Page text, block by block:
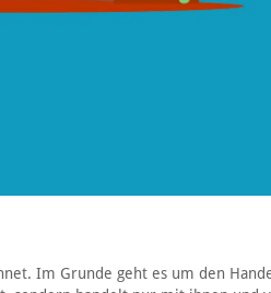
Im Grunde geht es um den